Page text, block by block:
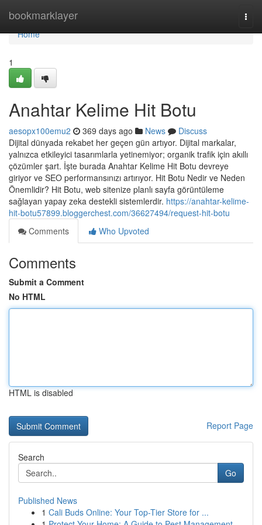
bookmarklayer
Home
Home
1
Anahtar Kelime Hit Botu
aesopx100emu2 369 days ago News
Discuss
Dijital dünyada rekabet her geçen gün artıyor. Dijital markalar,
yalnızca etkileyici tasarımlarla yetinemiyor; organik trafik için akıllı
çözümler şart. İşte burada Anahtar Kelime Hit Botu devreye
giriyor ve SEO performansınızı artırıyor. Hit Botu Nedir ve Neden
Önemlidir? Hit Botu, web sitenize planlı sayfa görüntüleme
sağlayan yapay zeka destekli sistemlerdir. https://anahtar-kelime-
hit-botu57899.bloggerchest.com/36627494/request-hit-botu
Comments
Who Upvoted
Comments
Submit a Comment
No HTML
HTML is disabled
Report Page
Search
Go
Published News
1 Cali Buds Online: Your Top-Tier Store for ...